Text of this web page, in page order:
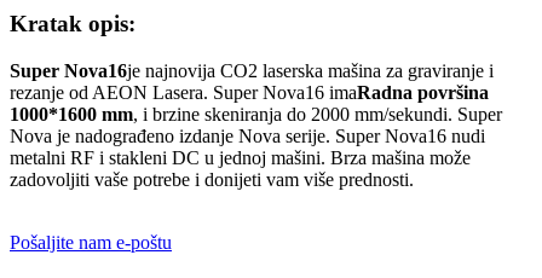
Kratak opis:
Super Nova16je najnovija CO2 laserska mašina za graviranje i
rezanje od AEON Lasera. Super Nova16 imaRadna površina
1000*1600 mm, i brzine skeniranja do 2000 mm/sekundi. Super
Nova je nadograđeno izdanje Nova serije. Super Nova16 nudi
metalni RF i stakleni DC u jednoj mašini. Brza mašina može
zadovoljiti vaše potrebe i donijeti vam više prednosti.
Pošaljite nam e-poštu